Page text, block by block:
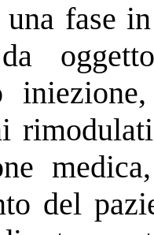
fase
da
del